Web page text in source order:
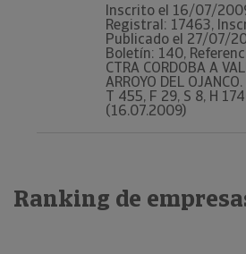
Inscrito el 16/07/
Registral: 17463,
Publicado el 27/07/
Boletín: 140,
CTRA CORDOBA A
ARROYO DEL
T 455, F 29, S 8, H
(16.07.2009)
Ranking de